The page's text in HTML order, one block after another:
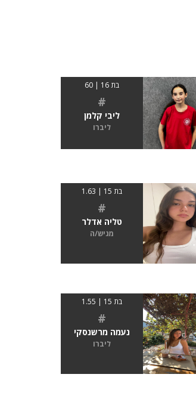
בת 16 | 60
#
ליבי קלמן
ליברו
בת 15 | 1.63
#
טליה אדלר
מגיש/ה
בת 15 | 1.55
#
נעמה מרשנסקי
ליברו